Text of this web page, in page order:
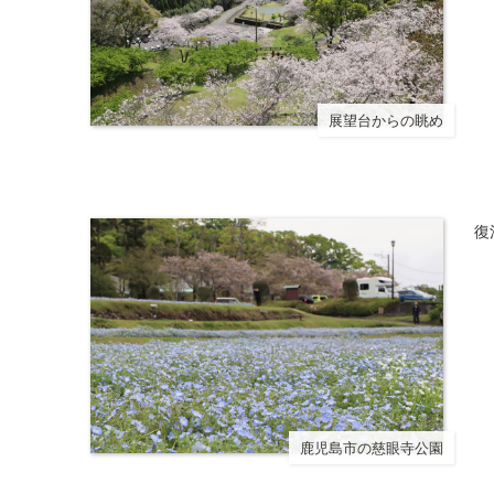
展望台からの眺め
鹿児島市の慈眼寺公園
復